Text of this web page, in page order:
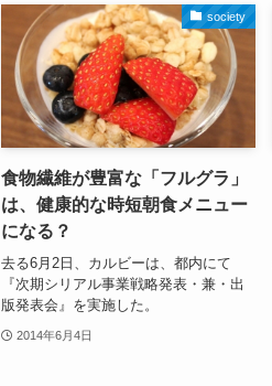
society
食物繊維が豊富な「フルグラ」
は、健康的な時短朝食メニュー
になる？
去る6月2日、カルビーは、都内にて
『次期シリアル事業戦略発表・兼・出
版発表会』を実施した。
2014年6月4日